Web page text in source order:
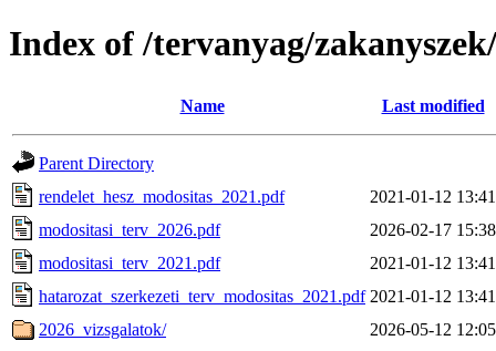
Index of /tervanyag/
Name Last modified
Parent Directory
rendelet_hesz_modositas_2021.pdf
2021-01-12 13:41
modositasi_terv_2026.pdf
2026-02-17 15:38
modositasi_terv_2021.pdf
2021-01-12 13:41
hatarozat_szerkezeti_terv_modositas_2021.pdf 2021-01-12 13:41
2026_vizsgalatok/
2026-05-12 12:05